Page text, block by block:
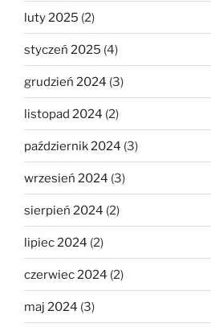
luty 2025 (2)
styczeń 2025 (4)
grudzień 2024 (3)
listopad 2024 (2)
październik 2024 (3)
wrzesień 2024 (3)
sierpień 2024 (2)
lipiec 2024 (2)
czerwiec 2024 (2)
maj 2024 (3)